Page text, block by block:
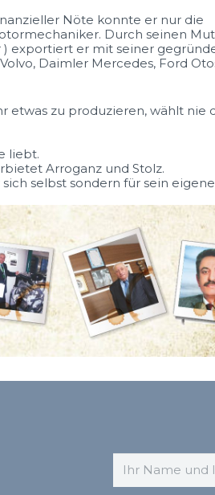
Nöte konnte er nur die
Durch seinen
) exportiert er mit seiner
Daimler Mercedes, Ford
etwas zu produzieren, wählt nie
liebt.
Arroganz und Stolz.
selbst sondern für sein